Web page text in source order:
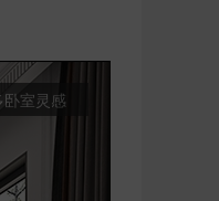
卧室灵感